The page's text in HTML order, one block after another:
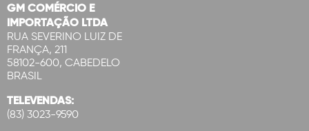
GM COMÉRCIO E
IMPORTAÇÃO LTDA
RUA SEVERINO LUIZ DE
FRANÇA, 211
58102-600, CABEDELO
BRASIL
TELEVENDAS:
(83) 3023-9590